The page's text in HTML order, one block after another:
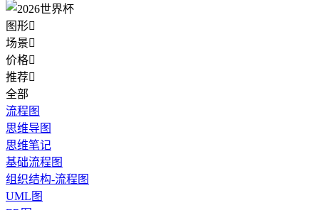
图形
场景
价格
推荐
全部
流程图
思维导图
思维笔记
基础流程图
组织结构-流程图
UML图